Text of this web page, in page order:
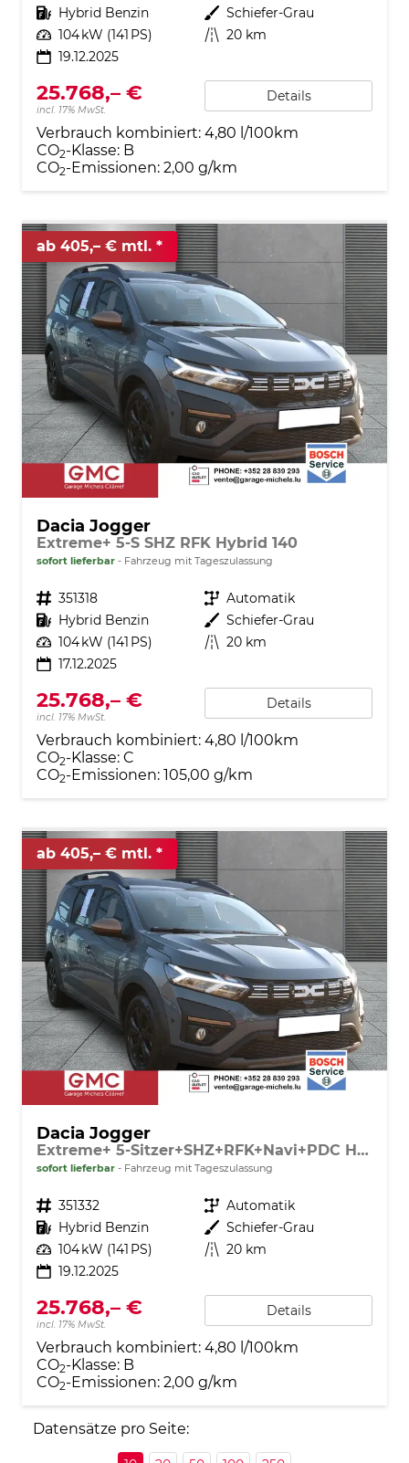
Kraftstoff Hybrid Benzin Außenfarbe Schiefer-Grau
Leistung 104 kW (141 PS) Kilometerstand 20 km
19.12.2025
25.768,– €
incl. 17% MwSt.
Details
Verbrauch kombiniert: 4,80 l/100km
CO2-Klasse: B
CO2-Emissionen: 2,00 g/km
ab 405,– € mtl.
Dacia Jogger
Extreme+ 5-S SHZ RFK Hybrid 140
sofort lieferbar Fahrzeug mit Tageszulassung
Fahrzeugnr. 351318 Getriebe Automatik
Kraftstoff Hybrid Benzin Außenfarbe Schiefer-Grau
Leistung 104 kW (141 PS) Kilometerstand 20 km
17.12.2025
25.768,– €
incl. 17% MwSt.
Details
Verbrauch kombiniert: 4,80 l/100km
CO2-Klasse: C
CO2-Emissionen: 105,00 g/km
ab 405,– € mtl.
Dacia Jogger
Extreme+ 5-Sitzer+SHZ+RFK+Navi+PDC Hybrid 140
sofort lieferbar Fahrzeug mit Tageszulassung
Fahrzeugnr. 351332 Getriebe Automatik
Kraftstoff Hybrid Benzin Außenfarbe Schiefer-Grau
Leistung 104 kW (141 PS) Kilometerstand 20 km
19.12.2025
25.768,– €
incl. 17% MwSt.
Details
Verbrauch kombiniert: 4,80 l/100km
CO2-Klasse: B
CO2-Emissionen: 2,00 g/km
Datensätze pro Seite: